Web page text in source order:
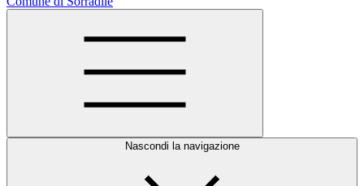
Nascondi la navigazione